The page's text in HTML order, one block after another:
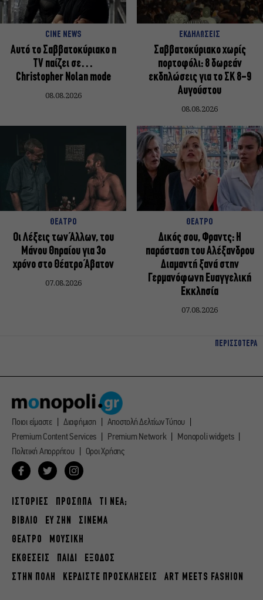
CINE NEWS
Αυτό το Σαββατοκύριακο η
TV παίζει σε…
Christopher Nolan mode
08.08.2026
ΕΚΔΗΛΩΣΕΙΣ
Σαββατοκύριακο χωρίς
πορτοφόλι: 8 δωρεάν
εκδηλώσεις για το ΣΚ 8-9
Αυγούστου
08.08.2026
ΘΕΑΤΡΟ
Οι Λέξεις των Άλλων, του
Μάνου Θηραίου για 3ο
χρόνο στο Θέατρο Άβατον
07.08.2026
ΘΕΑΤΡΟ
Δικός σου, Φραντς: Η
παράσταση του Αλέξανδρου
Διαμαντή ξανά στην
Γερμανόφωνη Ευαγγελική
Εκκλησία
07.08.2026
ΠΕΡΙΣΣΟΤΕΡΑ
Ποιοι είμαστε Διαφήμιση
Αποστολή Δελτίων Τύπου
Premium Content Services
Premium Network
Monopoli widgets
Πολιτική Απορρήτου
Οροι Χρήσης
ΙΣΤΟΡΙΕΣ ΠΡΟΣΩΠΑ
ΤΙ ΝΕΑ;
ΒΙΒΛΙΟ
ΕΥ ΖΗΝ
ΣΙΝΕΜΑ
ΘΕΑΤΡΟ
ΜΟΥΣΙΚΗ
ΕΚΘΕΣΕΙΣ
ΠΑΙΔΙ
ΕΞΟΔΟΣ
ΣΤΗΝ ΠΟΛΗ
ΚΕΡΔΙΣΤΕ ΠΡΟΣΚΛΗΣΕΙΣ ART MEETS FASHION